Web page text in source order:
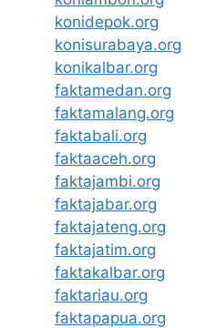
konidepok.org
konisurabaya.org
konikalbar.org
faktamedan.org
faktamalang.org
faktabali.org
faktaaceh.org
faktajambi.org
faktajabar.org
faktajateng.org
faktajatim.org
faktakalbar.org
faktariau.org
faktapapua.org